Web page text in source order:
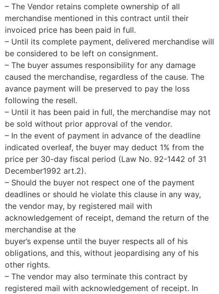
– The Vendor retains complete ownership of all
merchandise mentioned in this contract until their
invoiced price has been paid in full.
– Until its complete payment, delivered merchandise will
be considered to be left on consignment.
– The buyer assumes responsibility for any damage
caused the merchandise, regardless of the cause. The
avance payment will be preserved to pay the loss
following the resell.
– Until it has been paid in full, the merchandise may not
be sold without prior approval of the vendor.
– In the event of payment in advance of the deadline
indicated overleaf, the buyer may deduct 1% from the
price per 30-day fiscal period (Law No. 92-1442 of 31
December1992 art.2).
– Should the buyer not respect one of the payment
deadlines or should he violate this clause in any way,
the vendor may, by registered mail with
acknowledgement of receipt, demand the return of the
merchandise at the
buyer’s expense until the buyer respects all of his
obligations, and this, without jeopardising any of his
other rights.
– The vendor may also terminate this contract by
registered mail with acknowledgement of receipt. In